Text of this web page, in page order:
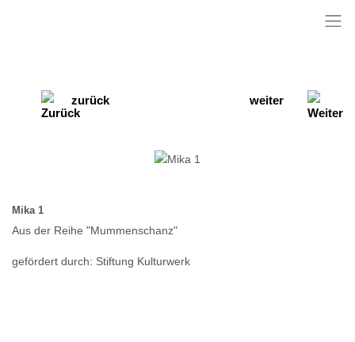
zurück weiter
Mika 1
Aus der Reihe "Mummenschanz"
gefördert durch: Stiftung Kulturwerk